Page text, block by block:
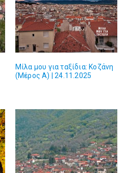
Μίλα μου για ταξίδια: Κοζάνη
(Μέρος Α) | 24.11.2025